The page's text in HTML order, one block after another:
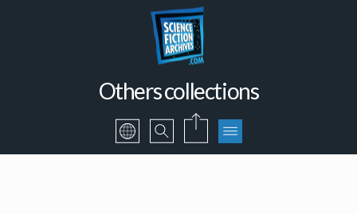
Others collections